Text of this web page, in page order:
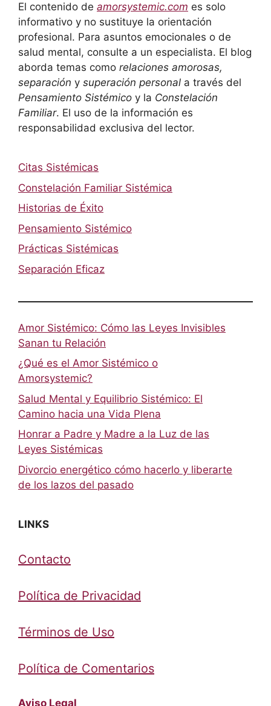
El contenido de amorsystemic.com es solo
informativo y no sustituye la orientación
profesional. Para asuntos emocionales o de
salud mental, consulte a un especialista. El blog
aborda temas como relaciones amorosas,
separación y superación personal a través del
Pensamiento Sistémico y la Constelación
Familiar. El uso de la información es
responsabilidad exclusiva del lector.
Citas Sistémicas
Constelación Familiar Sistémica
Historias de Éxito
Pensamiento Sistémico
Prácticas Sistémicas
Separación Eficaz
Amor Sistémico: Cómo las Leyes Invisibles
Sanan tu Relación
¿Qué es el Amor Sistémico o
Amorsystemic?
Salud Mental y Equilibrio Sistémico: El
Camino hacia una Vida Plena
Honrar a Padre y Madre a la Luz de las
Leyes Sistémicas
Divorcio energético cómo hacerlo y liberarte
de los lazos del pasado
LINKS
Contacto
Política de Privacidad
Términos de Uso
Política de Comentarios
Aviso Legal